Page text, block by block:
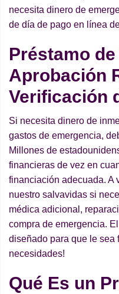
necesita dinero de
de día de pago en línea
Préstamo de
Aprobación
Verificación
Si necesita dinero de
gastos de emergencia,
Millones de
financieras de vez en
financiación adecuada. A
nuestro salvavidas si
médica adicional,
compra de emergencia. El
diseñado para que le sea
necesidades!
Qué Es un Pr